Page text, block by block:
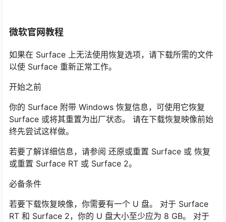
微软官网教程
如果在 Surface 上无法使用恢复选项，请下载所需的文件
以使 Surface 重新正常工作。
开始之前
你的 Surface 附带 Windows 恢复信息，可使用它恢复
Surface 或将其重置为出厂状态。 请在下载恢复映像前始
终先尝试这样做。
若要了解详细信息，请参阅 还原或重置 Surface 或 恢复
或重置 Surface RT 或 Surface 2。
必备条件
若要下载恢复映像，你需要有一个 U 盘。 对于 Surface
RT 和 Surface 2，你的 U 盘大小至少应为 8 GB。 对于